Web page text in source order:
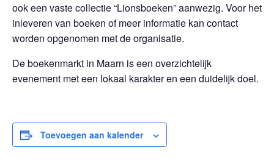
ook een vaste collectie “Lionsboeken” aanwezig. Voor het
inleveren van boeken of meer informatie kan contact
worden opgenomen met de organisatie.
De boekenmarkt in Maarn is een overzichtelijk
evenement met een lokaal karakter en een duidelijk doel.
Toevoegen aan kalender